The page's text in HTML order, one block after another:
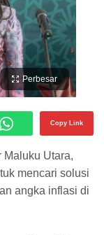
Perbesar
Copy Link
Maluku Utara,
mencari solusi
angka inflasi di